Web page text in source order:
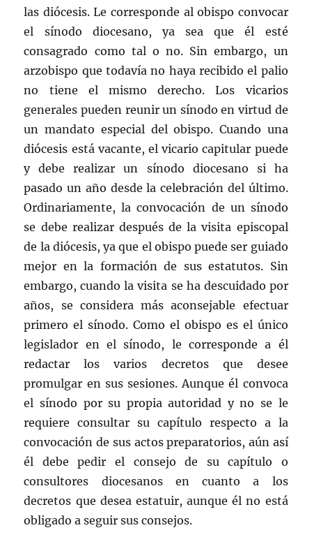
las diócesis. Le corresponde al obispo convocar
el sínodo diocesano, ya sea que él esté
consagrado como tal o no. Sin embargo, un
arzobispo que todavía no haya recibido el palio
no tiene el mismo derecho. Los vicarios
generales pueden reunir un sínodo en virtud de
un mandato especial del obispo. Cuando una
diócesis está vacante, el vicario capitular puede
y debe realizar un sínodo diocesano si ha
pasado un año desde la celebración del último.
Ordinariamente, la convocación de un sínodo
se debe realizar después de la visita episcopal
de la diócesis, ya que el obispo puede ser guiado
mejor en la formación de sus estatutos. Sin
embargo, cuando la visita se ha descuidado por
años, se considera más aconsejable efectuar
primero el sínodo. Como el obispo es el único
legislador en el sínodo, le corresponde a él
redactar los varios decretos que desee
promulgar en sus sesiones. Aunque él convoca
el sínodo por su propia autoridad y no se le
requiere consultar su capítulo respecto a la
convocación de sus actos preparatorios, aún así
él debe pedir el consejo de su capítulo o
consultores diocesanos en cuanto a los
decretos que desea estatuir, aunque él no está
obligado a seguir sus consejos.